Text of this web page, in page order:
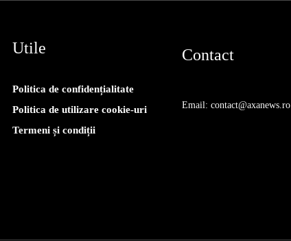
Utile
Politica de confidențialitate
Politica de utilizare cookie-uri
Termeni și condiții
Contact
Email: contact@axanews.ro